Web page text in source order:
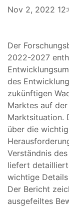
Nov 2, 2022
Der
2022-2027
des
zukünftigen
Marktes auf
Marktsituation.
über die
Verständnis
liefert
wichtige
Der Bericht
ausgefeiltes